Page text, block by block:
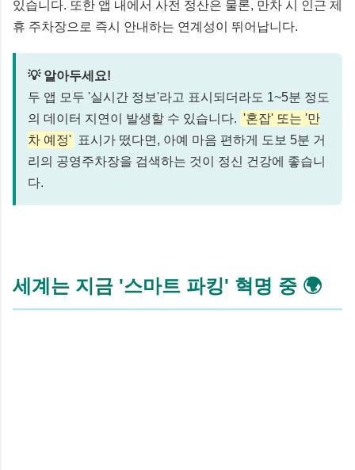
있습니다. 또한 앱 내에서 사전 정산은 물론, 만차 시 인근 제
휴 주차장으로 즉시 안내하는 연계성이 뛰어납니다.
💡 알아두세요!
두 앱 모두 '실시간 정보'라고 표시되더라도 1~5분 정도
의 데이터 지연이 발생할 수 있습니다. '혼잡' 또는 '만
차 예정' 표시가 떴다면, 아예 마음 편하게 도보 5분 거
리의 공영주차장을 검색하는 것이 정신 건강에 좋습니
다.
세계는 지금 '스마트 파킹' 혁명 중 🌍